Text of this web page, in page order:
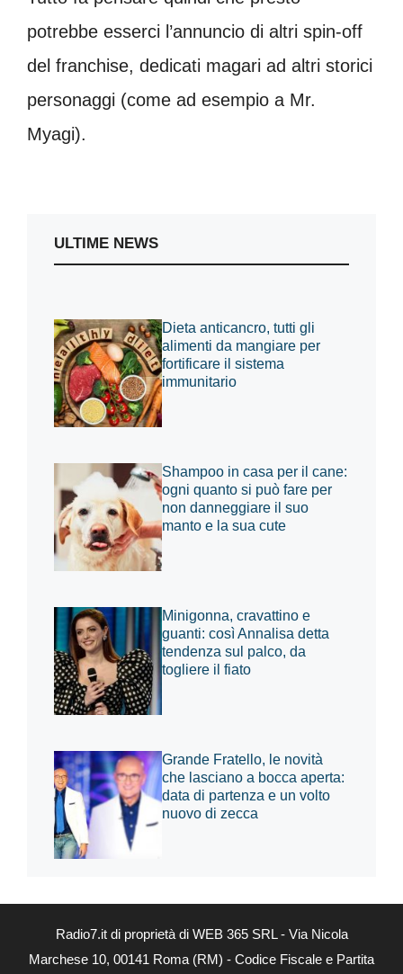
potrebbe esserci l’annuncio di altri spin-off
del franchise, dedicati magari ad altri storici
personaggi (come ad esempio a Mr.
Myagi).
ULTIME NEWS
Dieta anticancro, tutti gli
alimenti da mangiare per
fortificare il sistema
immunitario
Shampoo in casa per il cane:
ogni quanto si può fare per
non danneggiare il suo
manto e la sua cute
Minigonna, cravattino e
guanti: così Annalisa detta
tendenza sul palco, da
togliere il fiato
Grande Fratello, le novità
che lasciano a bocca aperta:
data di partenza e un volto
nuovo di zecca
Radio7.it di proprietà di WEB 365 SRL - Via Nicola
Marchese 10, 00141 Roma (RM) - Codice Fiscale e Partita